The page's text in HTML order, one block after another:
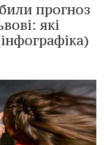
прогноз
які